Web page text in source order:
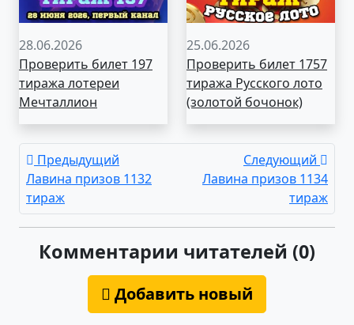
28.06.2026
Проверить билет 197
тиража лотереи
Мечталлион
25.06.2026
Проверить билет 1757
тиража Русского лото
(золотой бочонок)
Предыдущий
Лавина призов 1132
тираж
Следующий
Лавина призов 1134
тираж
Комментарии читателей (0)
Добавить новый